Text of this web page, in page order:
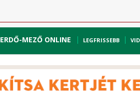
ERDŐ-MEZŐ ONLINE LEGFRISSEBB